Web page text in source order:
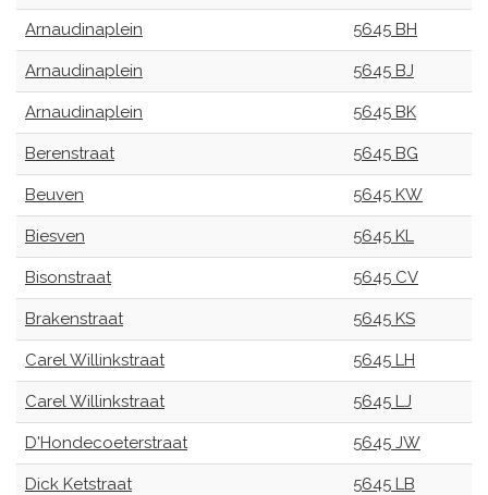
Arnaudinaplein 5645 BH
Arnaudinaplein 5645 BJ
Arnaudinaplein 5645 BK
Berenstraat 5645 BG
Beuven 5645 KW
Biesven 5645 KL
Bisonstraat 5645 CV
Brakenstraat 5645 KS
Carel Willinkstraat 5645 LH
Carel Willinkstraat 5645 LJ
D'Hondecoeterstraat 5645 JW
Dick Ketstraat 5645 LB